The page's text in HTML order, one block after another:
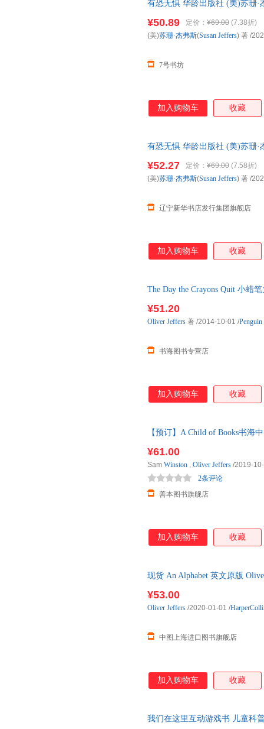
有恐无惧 华龄出版社 (美)苏珊·
¥50.89 定价： ¥69.00 (7.38折)
7号书坊
(美)苏珊·杰弗斯(Susan Jeffers) 著 /
加入购物车 收藏
有恐无惧 华龄出版社 (美)苏珊·
¥52.27 定价： ¥69.00 (7.58折)
辽宁新华书店发行集团旗舰店
(美)苏珊·杰弗斯(Susan Jeffers) 著 /
加入购物车 收藏
The Day the Crayons Quit 小蜡
¥51.20
书海图书专营店
Oliver Jeffers 著 /2014-10-01 /Penguin
加入购物车 收藏
【预订】A Child of Books书海
¥61.00
善本图书旗舰店
2条评论
Sam Winston , Oliver Jeffers /2019-
加入购物车 收藏
现货 An Alphabet 英文原版
¥53.00
中图上海进口图书旗舰店
Oliver Jeffers /2020-01-01 /
加入购物车 收藏
我们在这里互动游戏书 儿童科